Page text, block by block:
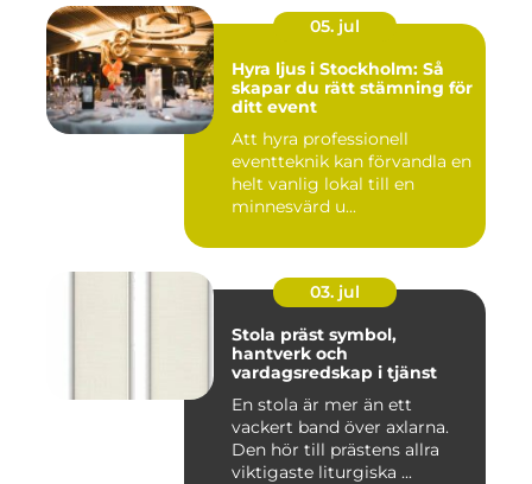
05. jul
Hyra ljus i Stockholm: Så
skapar du rätt stämning för
ditt event
Att hyra professionell
eventteknik kan förvandla en
helt vanlig lokal till en
minnesvärd u...
03. jul
Stola präst symbol,
hantverk och
vardagsredskap i tjänst
En stola är mer än ett
vackert band över axlarna.
Den hör till prästens allra
viktigaste liturgiska ...